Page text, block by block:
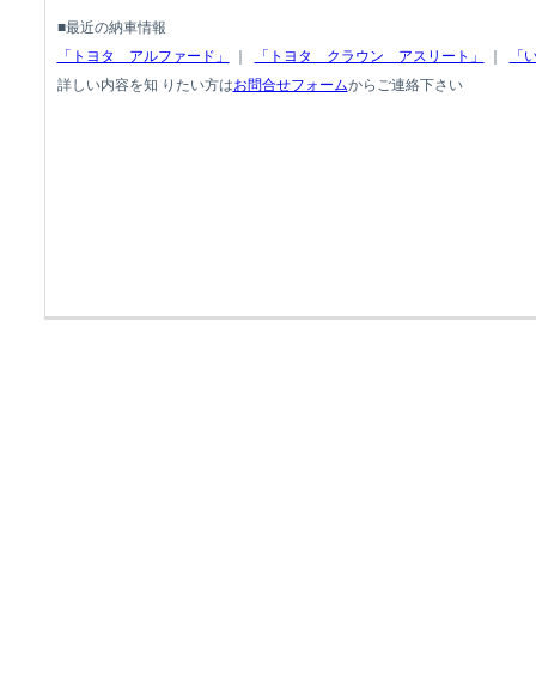
■最近の納車情報
「トヨタ アルファード」
「トヨタ クラウン アスリート」
「
詳しい内容を知 りたい方はお問合せフォームからご連絡下さい